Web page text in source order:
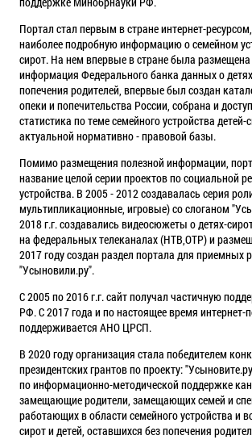
Портал стал первым в стране интернет-
наиболее подробную информацию о семейном
сирот. На нем впервые в стране была
информация Федерального банка данных о
попечения родителей, впервые был создан
опеки и попечительства России, собрана и
статистика по теме семейного устройства детей-
актуальной нормативно - правовой базы.
Помимо размещения полезной информации,
название целой серии проектов по социальной
устройства. В 2005 - 2012 создавалась серия
мультипликационные, игровые) со слоганом
2018 г.г. создавались видеосюжеты о детях-
на федеральных телеканалах (НТВ,ОТР) и
2017 году создан раздел портала для приемных
"Усыновили.ру".
С 2005 по 2016 г.г. сайт получал частичную
РФ. С 2017 года и по настоящее время интернет-
поддерживается АНО ЦРСП.
В 2020 году организация стала победителем
президентских грантов по проекту:
по информационно-методической поддержке
замещающие родители, замещающих семей и
работающих в области семейного устройства и
сирот и детей, оставшихся без попечения